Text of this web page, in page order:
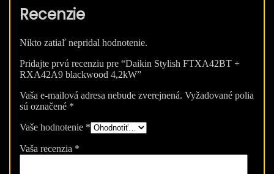
Recenzie
Nikto zatiaľ nepridal hodnotenie.
Pridajte prvú recenziu pre “Daikin Stylish FTXA42BT +
RXA42A9 blackwood 4,2kW”
Vaša e-mailová adresa nebude zverejnená. Vyžadované polia
sú označené *
Vaše hodnotenie *
Vaša recenzia *